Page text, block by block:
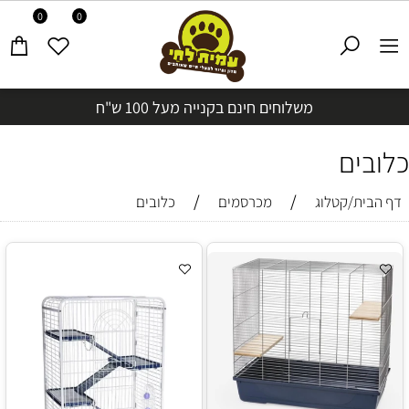
משלוחים חינם בקנייה מעל 100 ש"ח
0 0
כלובים
דף הבית/קטלוג / מכרסמים / כלובים